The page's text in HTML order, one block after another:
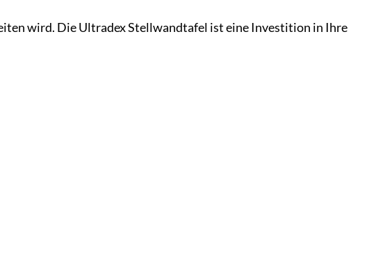
wird. Die Ultradex Stellwandtafel ist eine Investition in Ihre